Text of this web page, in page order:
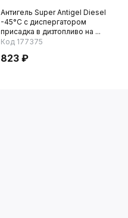
Антигель Super Antigel Diesel
-45°C с диспергатором
присадка в дизтопливо на ...
Код 177375
823 ₽